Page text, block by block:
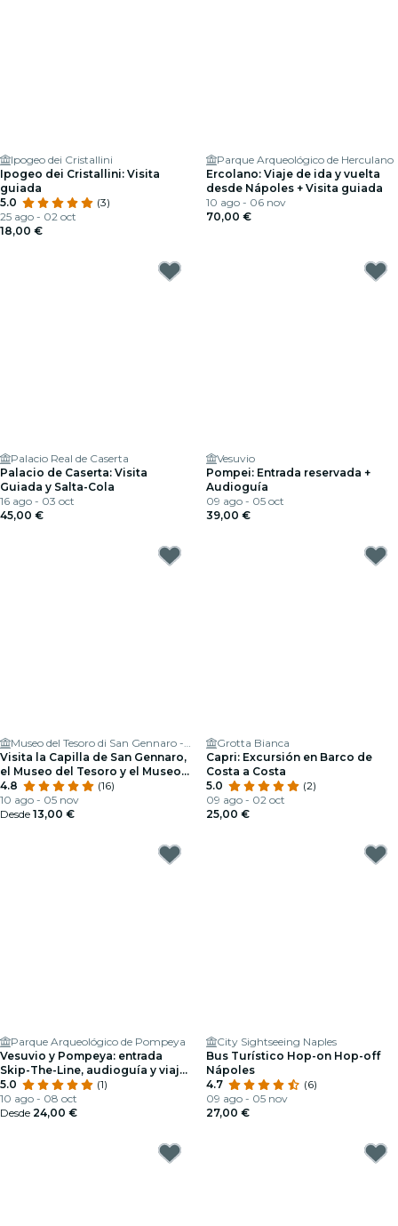
Ipogeo dei Cristallini
Ipogeo dei Cristallini: Visita
guiada
5.0
(3)
25 ago - 02 oct
18,00 €
Parque Arqueológico de Herculano
Ercolano: Viaje de ida y vuelta
desde Nápoles + Visita guiada
10 ago - 06 nov
70,00 €
Palacio Real de Caserta
Palacio de Caserta: Visita
Guiada y Salta-Cola
16 ago - 03 oct
45,00 €
Vesuvio
Pompei: Entrada reservada +
Audioguía
09 ago - 05 oct
39,00 €
Museo del Tesoro di San Gennaro - Museum of the Treasure of San Gennaro
Visita la Capilla de San Gennaro,
el Museo del Tesoro y el Museo
Filangieri
4.8
(16)
10 ago - 05 nov
Desde 13,00 €
Grotta Bianca
Capri: Excursión en Barco de
Costa a Costa
5.0
(2)
09 ago - 02 oct
25,00 €
Parque Arqueológico de Pompeya
Vesuvio y Pompeya: entrada
Skip-The-Line, audioguía y viaje
de ida y vuelta
5.0
(1)
10 ago - 08 oct
Desde 24,00 €
City Sightseeing Naples
Bus Turístico Hop-on Hop-off
Nápoles
4.7
(6)
09 ago - 05 nov
27,00 €